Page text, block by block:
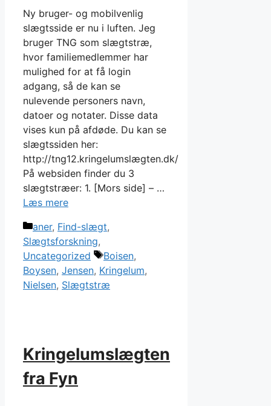
Ny bruger- og mobilvenlig
slægtsside er nu i luften. Jeg
bruger TNG som slægtstræ,
hvor familiemedlemmer har
mulighed for at få login
adgang, så de kan se
nulevende personers navn,
datoer og notater. Disse data
vises kun på afdøde. Du kan se
slægtssiden her:
http://tng12.kringelumslægten.dk/
På websiden finder du 3
slægtstræer: 1. [Mors side] – …
Læs mere
Kategorier
aner, Find-slægt,
Slægtsforskning,
Uncategorized
Tags
Boisen,
Boysen, Jensen, Kringelum,
Nielsen, Slægtstræ
Kringelumslægten
fra Fyn